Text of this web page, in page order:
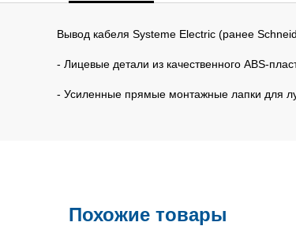
Вывод кабеля Systeme Electric (ранее
- Лицевые детали из качественного ABS-
- Усиленные прямые монтажные лапки для
Похожие товары